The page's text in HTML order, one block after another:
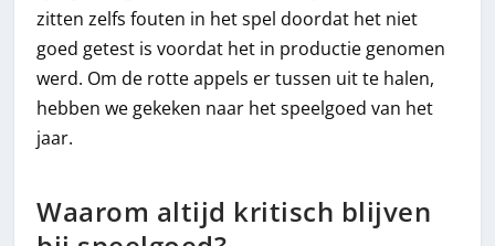
zitten zelfs fouten in het spel doordat het niet
goed getest is voordat het in productie genomen
werd. Om de rotte appels er tussen uit te halen,
hebben we gekeken naar het speelgoed van het
jaar.
Waarom altijd kritisch blijven